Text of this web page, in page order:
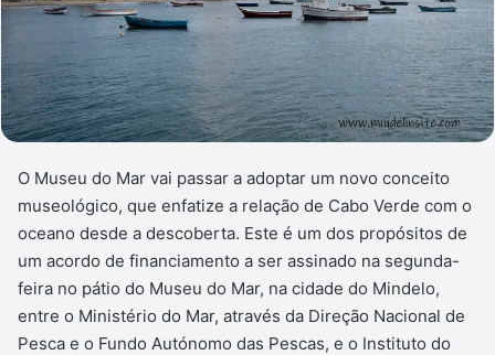
O Museu do Mar vai passar a adoptar um novo conceito
museológico, que enfatize a relação de Cabo Verde com o
oceano desde a descoberta. Este é um dos propósitos de
um acordo de financiamento a ser assinado na segunda-
feira no pátio do Museu do Mar, na cidade do Mindelo,
entre o Ministério do Mar, através da Direção Nacional de
Pesca e o Fundo Autónomo das Pescas, e o Instituto do